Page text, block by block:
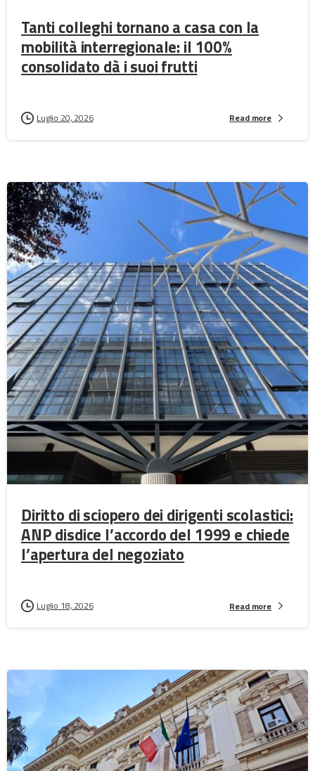
Tanti colleghi tornano a casa con la
mobilità interregionale: il 100%
consolidato dà i suoi frutti
Luglio 20, 2026 Read more
Diritto di sciopero dei dirigenti scolastici:
ANP disdice l’accordo del 1999 e chiede
l’apertura del negoziato
Luglio 18, 2026 Read more